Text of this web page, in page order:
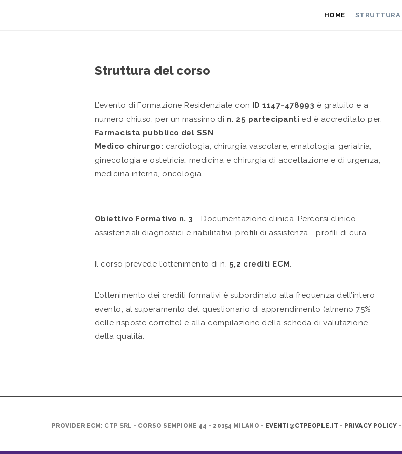
HOME STRUTTURA
Struttura del corso
L’evento di Formazione Residenziale con ID 1147-478993 è gratuito e a
numero chiuso, per un massimo di n. 25 partecipanti ed è accreditato per:
Farmacista pubblico del SSN
Medico chirurgo: cardiologia, chirurgia vascolare, ematologia, geriatria,
ginecologia e ostetricia, medicina e chirurgia di accettazione e di urgenza,
medicina interna, oncologia.
Obiettivo Formativo n. 3 - Documentazione clinica. Percorsi clinico-
assistenziali diagnostici e riabilitativi, profili di assistenza - profili di cura.
Il corso prevede l’ottenimento di n. 5,2 crediti ECM.
L’ottenimento dei crediti formativi è subordinato alla frequenza dell’intero
evento, al superamento del questionario di apprendimento (almeno 75%
delle risposte corrette) e alla compilazione della scheda di valutazione
della qualità.
PROVIDER ECM: CTP SRL - CORSO SEMPIONE 44 - 20154 MILANO - EVENTI@CTPEOPLE.IT - PRIVACY POLICY -